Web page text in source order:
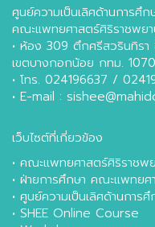
ศูนย์ความเป็นเลิศด้านการศึ
คณะแพทยศาสตร์ศิริราชพย
• ห้อง 309 ตึกศรีสวรินทิร
เขตบางกอกน้อย กทม.
• โทร. 024196637 /
• E-mail :
เว็บไซต์ที่เกี่ยวข้อง
• คณะแพทยศาสตร์ศิริราชพ
• ฝ่ายการศึกษา คณะแพทยศ
• ศูนย์ความเป็นเลิศด้านการ
• SHEE Online Course